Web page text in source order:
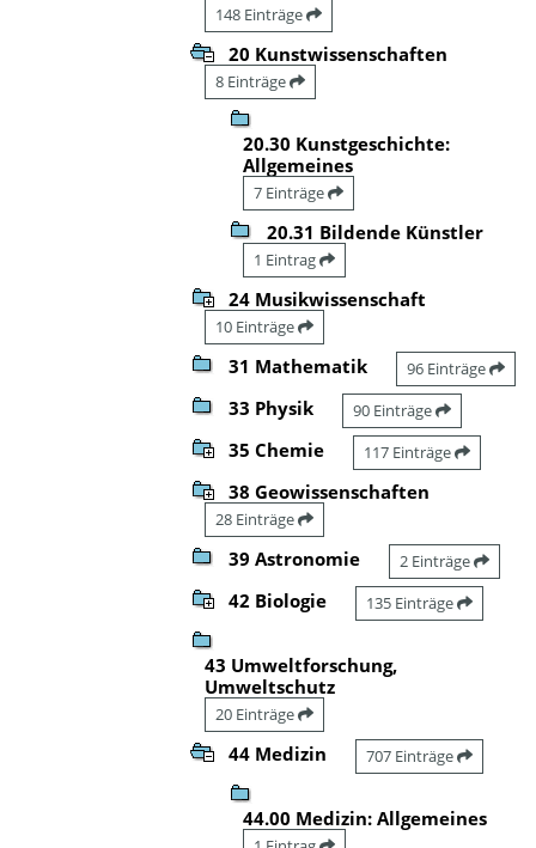
148 Einträge
20 Kunstwissenschaften
8 Einträge
20.30 Kunstgeschichte:
Allgemeines
7 Einträge
20.31 Bildende Künstler
1 Eintrag
24 Musikwissenschaft
10 Einträge
31 Mathematik 96 Einträge
33 Physik 90 Einträge
35 Chemie 117 Einträge
38 Geowissenschaften
28 Einträge
39 Astronomie 2 Einträge
42 Biologie 135 Einträge
43 Umweltforschung,
Umweltschutz
20 Einträge
44 Medizin 707 Einträge
44.00 Medizin: Allgemeines